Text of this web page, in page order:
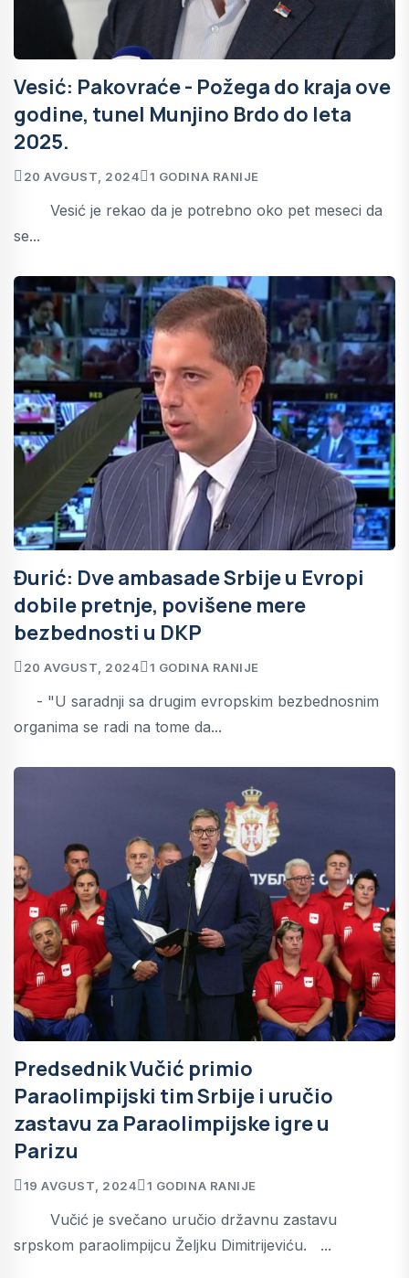
Vesić: Pakovraće - Požega do kraja ove
godine, tunel Munjino Brdo do leta
2025.
20 AVGUST, 2024 1 GODINA RANIJE
Vesić je rekao da je potrebno oko pet meseci da
se...
Đurić: Dve ambasade Srbije u Evropi
dobile pretnje, povišene mere
bezbednosti u DKP
20 AVGUST, 2024 1 GODINA RANIJE
- "U saradnji sa drugim evropskim bezbednosnim
organima se radi na tome da...
Predsednik Vučić primio
Paraolimpijski tim Srbije i uručio
zastavu za Paraolimpijske igre u
Parizu
19 AVGUST, 2024 1 GODINA RANIJE
Vučić je svečano uručio državnu zastavu
srpskom paraolimpijcu Željku Dimitrijeviću. ...